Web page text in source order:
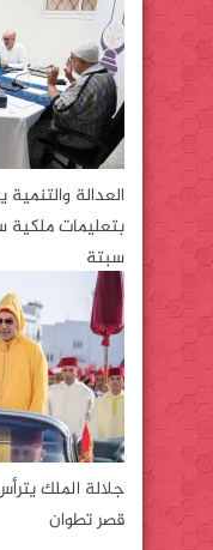
العدالة
بتعليمات ملكية
سبتة
جلالة الملك
قصر تطوان